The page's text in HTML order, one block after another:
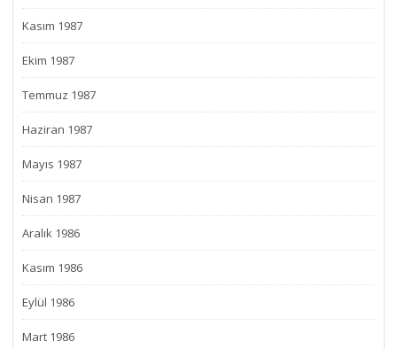
Kasım 1987
Ekim 1987
Temmuz 1987
Haziran 1987
Mayıs 1987
Nisan 1987
Aralık 1986
Kasım 1986
Eylül 1986
Mart 1986